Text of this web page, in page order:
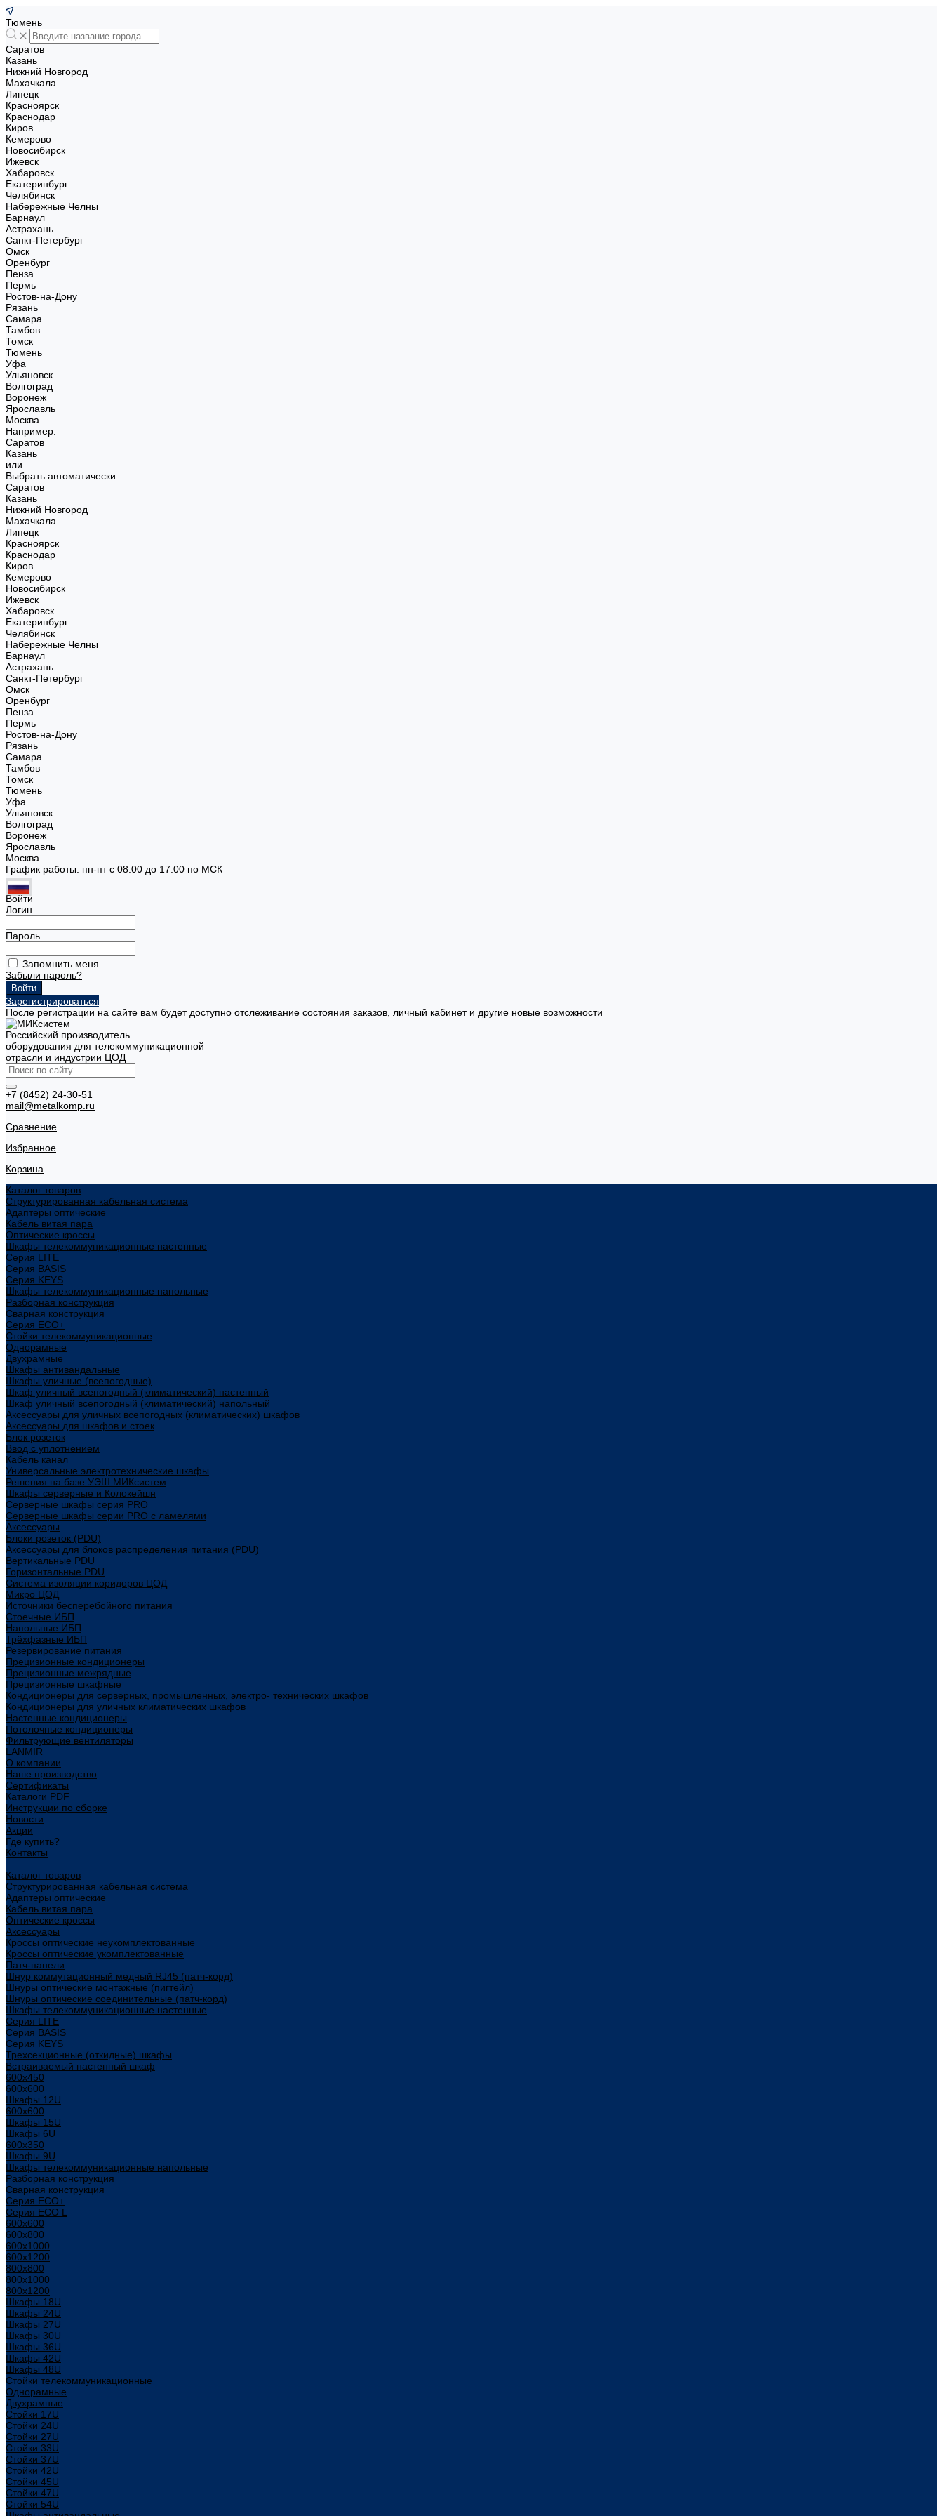
Тюмень
Саратов
Казань
Нижний Новгород
Махачкала
Липецк
Красноярск
Краснодар
Киров
Кемерово
Новосибирск
Ижевск
Хабаровск
Екатеринбург
Челябинск
Набережные Челны
Барнаул
Астрахань
Санкт-Петербург
Омск
Оренбург
Пенза
Пермь
Ростов-на-Дону
Рязань
Самара
Тамбов
Томск
Тюмень
Уфа
Ульяновск
Волгоград
Воронеж
Ярославль
Москва
Например:
Саратов
Казань
или
Выбрать автоматически
Саратов
Казань
Нижний Новгород
Махачкала
Липецк
Красноярск
Краснодар
Киров
Кемерово
Новосибирск
Ижевск
Хабаровск
Екатеринбург
Челябинск
Набережные Челны
Барнаул
Астрахань
Санкт-Петербург
Омск
Оренбург
Пенза
Пермь
Ростов-на-Дону
Рязань
Самара
Тамбов
Томск
Тюмень
Уфа
Ульяновск
Волгоград
Воронеж
Ярославль
Москва
График работы: пн-пт с 08:00 до 17:00 по МСК
Войти
Логин
Пароль
Запомнить меня
Забыли пароль?
Зарегистрироваться
После регистрации на сайте вам будет доступно отслеживание состояния заказов, личный кабинет и другие новые возможности
Российский производитель
оборудования для телекоммуникационной
отрасли и индустрии ЦОД
+7 (8452) 24-30-51
mail@metalkomp.ru
Сравнение
Избранное
Корзина
Каталог товаров
Структурированная кабельная система
Адаптеры оптические
Кабель витая пара
Оптические кроссы
Шкафы телекоммуникационные настенные
Cерия LITE
Cерия BASIS
Cерия KEYS
Шкафы телекоммуникационные напольные
Разборная конструкция
Сварная конструкция
Серия ECO+
Стойки телекоммуникационные
Однорамные
Двухрамные
Шкафы антивандальные
Шкафы уличные (всепогодные)
Шкаф уличный всепогодный (климатический) настенный
Шкаф уличный всепогодный (климатический) напольный
Аксессуары для уличных всепогодных (климатических) шкафов
Аксессуары для шкафов и стоек
Блок розеток
Ввод с уплотнением
Кабель канал
Универсальные электротехнические шкафы
Решения на базе УЭШ МИКсистем
Шкафы серверные и Колокейшн
Серверные шкафы серия PRO
Серверные шкафы серии PRO с ламелями
Аксессуары
Блоки розеток (PDU)
Аксессуары для блоков распределения питания (PDU)
Вертикальные PDU
Горизонтальные PDU
Система изоляции коридоров ЦОД
Микро ЦОД
Источники бесперебойного питания
Стоечные ИБП
Напольные ИБП
Трёхфазные ИБП
Резервирование питания
Прецизионные кондиционеры
Прецизионные межрядные
Прецизионные шкафные
Кондиционеры для серверных, промышленных, электро- технических шкафов
Кондиционеры для уличных климатических шкафов
Настенные кондиционеры
Потолочные кондиционеры
Фильтрующие вентиляторы
LANMIR
О компании
Наше производство
Сертификаты
Каталоги PDF
Инструкции по сборке
Новости
Акции
Где купить?
Контакты
Каталог товаров
Структурированная кабельная система
Адаптеры оптические
Кабель витая пара
Оптические кроссы
Аксессуары
Кроссы оптические неукомплектованные
Кроссы оптические укомплектованные
Патч-панели
Шнур коммутационный медный RJ45 (патч-корд)
Шнуры оптические монтажные (пигтейл)
Шнуры оптические соединительные (патч-корд)
Шкафы телекоммуникационные настенные
Cерия LITE
Cерия BASIS
Cерия KEYS
Трехсекционные (откидные) шкафы
Встраиваемый настенный шкаф
600x450
600x600
Шкафы 12U
600x600
Шкафы 15U
Шкафы 6U
600x350
Шкафы 9U
Шкафы телекоммуникационные напольные
Разборная конструкция
Сварная конструкция
Серия ECO+
Серия ECO L
600x600
600x800
600х1000
600х1200
800x800
800х1000
800х1200
Шкафы 18U
Шкафы 24U
Шкафы 27U
Шкафы 30U
Шкафы 36U
Шкафы 42U
Шкафы 48U
Стойки телекоммуникационные
Однорамные
Двухрамные
Стойки 17U
Стойки 24U
Стойки 27U
Стойки 33U
Стойки 37U
Стойки 42U
Стойки 45U
Стойки 47U
Стойки 54U